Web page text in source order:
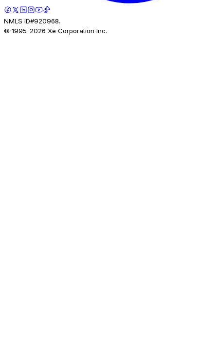
NMLS ID#920968.
© 1995-2026 Xe Corporation Inc.